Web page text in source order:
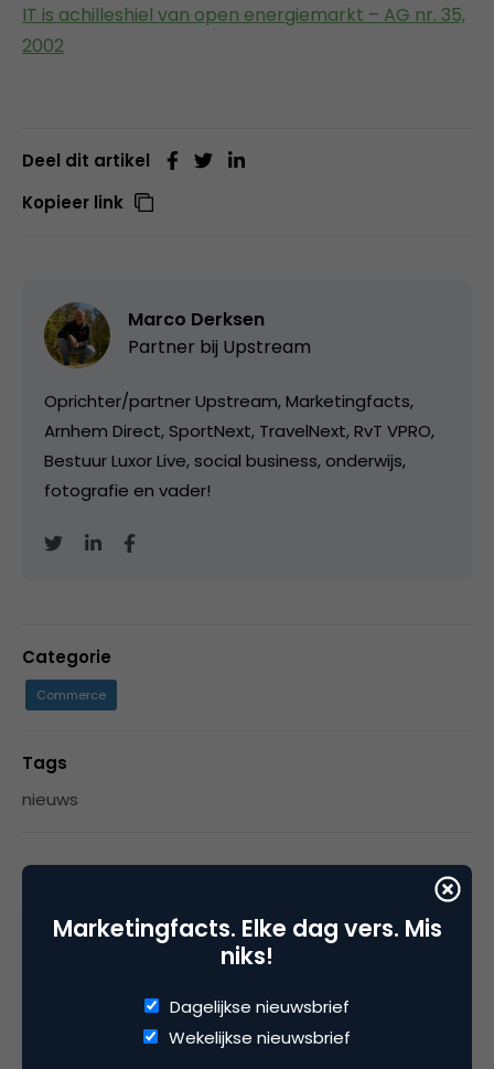
IT is achilleshiel van open energiemarkt – AG nr. 35,
2002
Deel dit artikel
Kopieer link
Marco Derksen
Partner bij Upstream
Oprichter/partner Upstream, Marketingfacts,
Arnhem Direct, SportNext, TravelNext, RvT VPRO,
Bestuur Luxor Live, social business, onderwijs,
fotografie en vader!
Categorie
Commerce
Tags
nieuws
1 Reactie
Marco
Marketingfacts. Elke dag vers. Mis
niks!
Dagelijkse nieuwsbrief
Wekelijkse nieuwsbrief